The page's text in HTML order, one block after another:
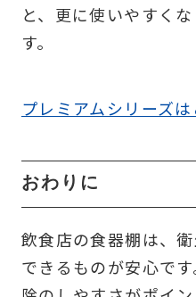
と、更に使いやすく
す。
プレミアムシリーズ
おわりに
飲食店の食器棚は、
できるものが安心で